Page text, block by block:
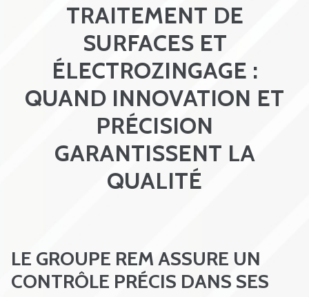
TRAITEMENT DE
SURFACES ET
ÉLECTROZINGAGE :
QUAND INNOVATION ET
PRÉCISION
GARANTISSENT LA
QUALITÉ
LE GROUPE REM ASSURE UN
CONTRÔLE PRÉCIS DANS SES